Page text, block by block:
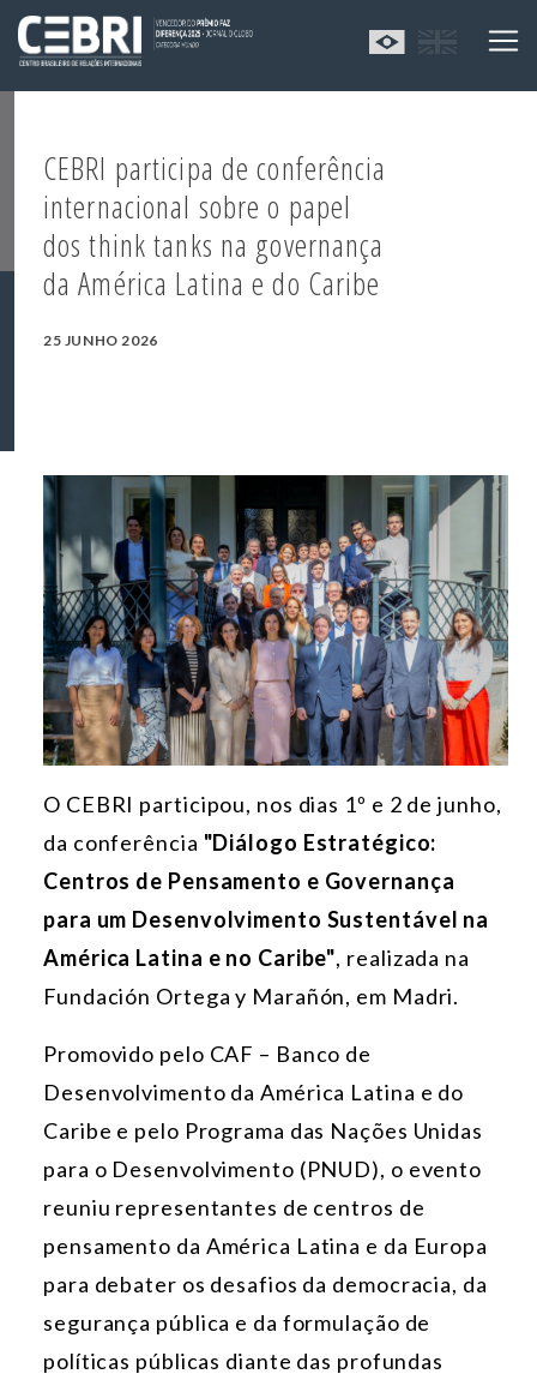
CEBRI participa de conferência
internacional sobre o papel
dos think tanks na governança
da América Latina e do Caribe
25 JUNHO 2026
O CEBRI participou, nos dias 1º e 2 de junho,
da conferência "Diálogo Estratégico:
Centros de Pensamento e Governança
para um Desenvolvimento Sustentável na
América Latina e no Caribe", realizada na
Fundación Ortega y Marañón, em Madri.
Promovido pelo CAF – Banco de
Desenvolvimento da América Latina e do
Caribe e pelo Programa das Nações Unidas
para o Desenvolvimento (PNUD), o evento
reuniu representantes de centros de
pensamento da América Latina e da Europa
para debater os desafios da democracia, da
segurança pública e da formulação de
políticas públicas diante das profundas